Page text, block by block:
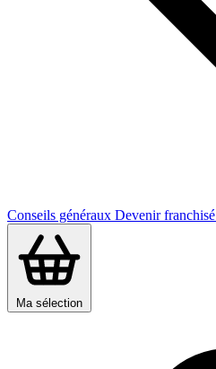
Conseils généraux Devenir franchisé
Ma sélection